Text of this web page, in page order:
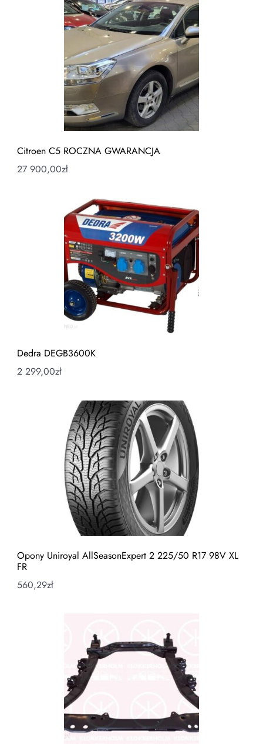
Citroen C5 ROCZNA GWARANCJA
27 900,00zł
Dedra DEGB3600K
2 299,00zł
Opony Uniroyal AllSeasonExpert 2 225/50 R17 98V XL
FR
560,29zł